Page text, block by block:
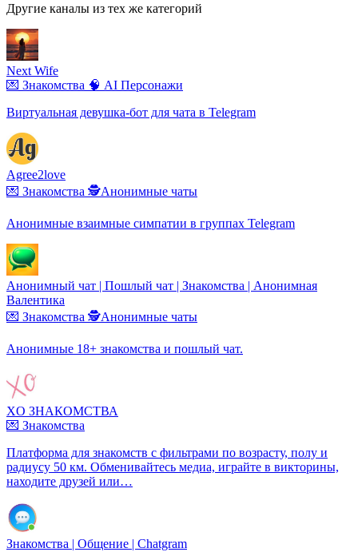
Другие каналы из тех же категорий
Next Wife
💌 Знакомства 🧠 AI Персонажи
Виртуальная девушка-бот для чата в Telegram
Agree2love
💌 Знакомства 🕵️Анонимные чаты
Анонимные взаимные симпатии в группах Telegram
Анонимный чат | Пошлый чат | Знакомства | Анонимная
Валентика
💌 Знакомства 🕵️Анонимные чаты
Анонимные 18+ знакомства и пошлый чат.
XO ЗНАКОМСТВА
💌 Знакомства
Платформа для знакомств с фильтрами по возрасту, полу и
радиусу 50 км. Обменивайтесь медиа, играйте в викторины,
находите друзей или…
Знакомства | Общение | Chatgram